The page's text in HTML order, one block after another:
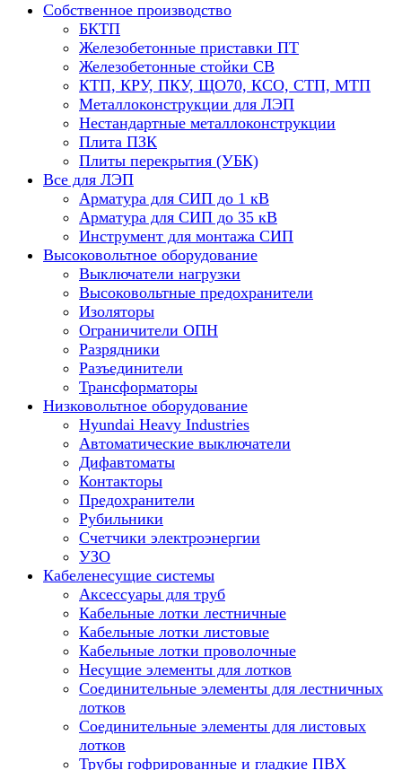
Собственное производство
БКТП
Железобетонные приставки ПТ
Железобетонные стойки СВ
КТП, КРУ, ПКУ, ЩО70, КСО, СТП, МТП
Металлоконструкции для ЛЭП
Нестандартные металлоконструкции
Плита ПЗК
Плиты перекрытия (УБК)
Все для ЛЭП
Арматура для СИП до 1 кВ
Арматура для СИП до 35 кВ
Инструмент для монтажа СИП
Высоковольтное оборудование
Выключатели нагрузки
Высоковольтные предохранители
Изоляторы
Ограничители ОПН
Разрядники
Разъединители
Трансформаторы
Низковольтное оборудование
Hyundai Heavy Industries
Автоматические выключатели
Дифавтоматы
Контакторы
Предохранители
Рубильники
Счетчики электроэнергии
УЗО
Кабеленесущие системы
Аксессуары для труб
Кабельные лотки лестничные
Кабельные лотки листовые
Кабельные лотки проволочные
Несущие элементы для лотков
Соединительные элементы для лестничных
лотков
Соединительные элементы для листовых
лотков
Трубы гофрированные и гладкие ПВХ